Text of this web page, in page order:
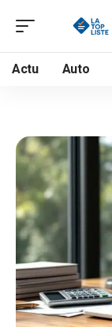
Actu Auto